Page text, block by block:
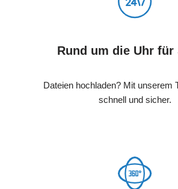
Rund um die Uhr für
Dateien hochladen? Mit unserem
schnell und sicher.